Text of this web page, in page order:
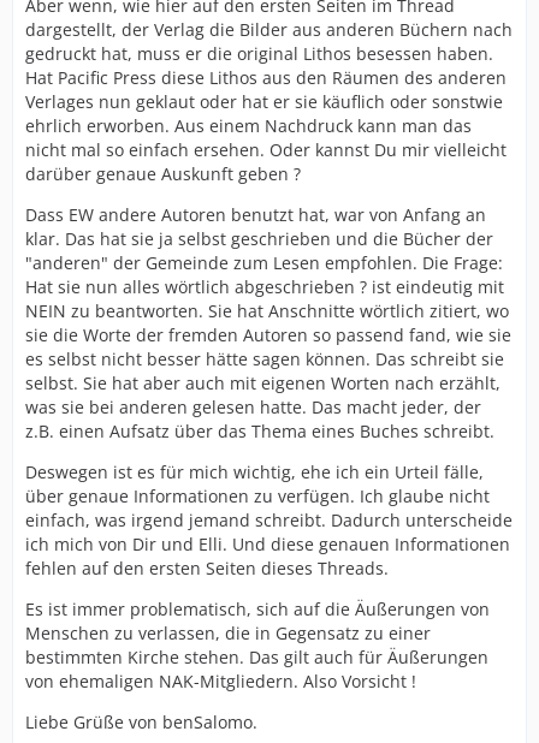
Aber wenn, wie hier auf den ersten Seiten im Thread
dargestellt, der Verlag die Bilder aus anderen Büchern nach
gedruckt hat, muss er die original Lithos besessen haben.
Hat Pacific Press diese Lithos aus den Räumen des anderen
Verlages nun geklaut oder hat er sie käuflich oder sonstwie
ehrlich erworben. Aus einem Nachdruck kann man das
nicht mal so einfach ersehen. Oder kannst Du mir vielleicht
darüber genaue Auskunft geben ?
Dass EW andere Autoren benutzt hat, war von Anfang an
klar. Das hat sie ja selbst geschrieben und die Bücher der
"anderen" der Gemeinde zum Lesen empfohlen. Die Frage:
Hat sie nun alles wörtlich abgeschrieben ? ist eindeutig mit
NEIN zu beantworten. Sie hat Anschnitte wörtlich zitiert, wo
sie die Worte der fremden Autoren so passend fand, wie sie
es selbst nicht besser hätte sagen können. Das schreibt sie
selbst. Sie hat aber auch mit eigenen Worten nach erzählt,
was sie bei anderen gelesen hatte. Das macht jeder, der
z.B. einen Aufsatz über das Thema eines Buches schreibt.
Deswegen ist es für mich wichtig, ehe ich ein Urteil fälle,
über genaue Informationen zu verfügen. Ich glaube nicht
einfach, was irgend jemand schreibt. Dadurch unterscheide
ich mich von Dir und Elli. Und diese genauen Informationen
fehlen auf den ersten Seiten dieses Threads.
Es ist immer problematisch, sich auf die Äußerungen von
Menschen zu verlassen, die in Gegensatz zu einer
bestimmten Kirche stehen. Das gilt auch für Äußerungen
von ehemaligen NAK-Mitgliedern. Also Vorsicht !
Liebe Grüße von benSalomo.